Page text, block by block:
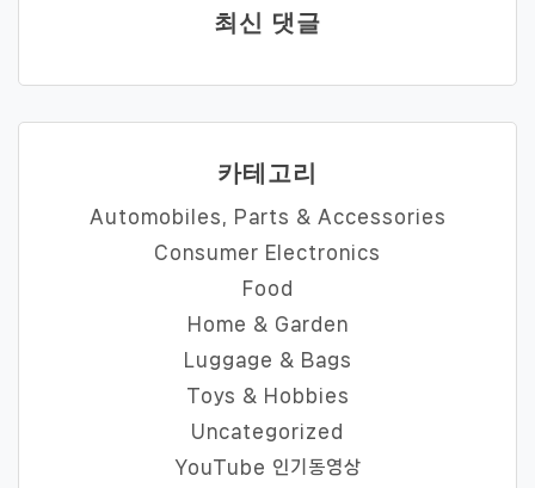
최신 댓글
카테고리
Automobiles, Parts & Accessories
Consumer Electronics
Food
Home & Garden
Luggage & Bags
Toys & Hobbies
Uncategorized
YouTube 인기동영상